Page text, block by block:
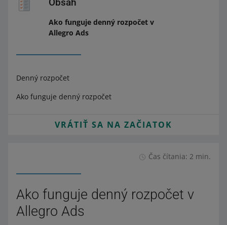
Ako funguje denný rozpočet v
Allegro Ads
Denný rozpočet
Ako funguje denný rozpočet
VRÁTIŤ SA NA ZAČIATOK
Čas čítania: 2 min.
Ako funguje denný rozpočet v
Allegro Ads